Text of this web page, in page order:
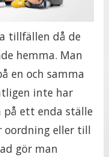
tillfällen då de
hemma. Man
en och samma
inte har
ett enda ställe
oordning eller till
gör man